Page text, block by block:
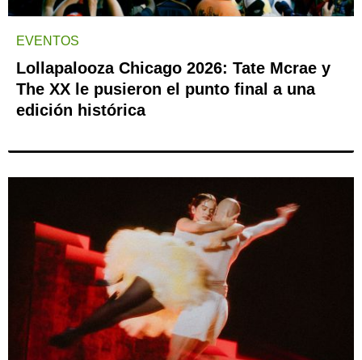
EVENTOS
Lollapalooza Chicago 2026: Tate Mcrae y
The XX le pusieron el punto final a una
edición histórica